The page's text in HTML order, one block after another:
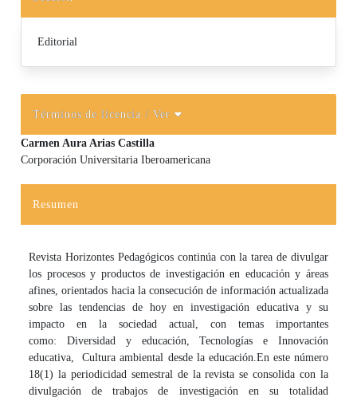
Editorial
Términos de licencia/ Ver
Contenido principal del artículo
Carmen Aura Arias Castilla
Corporación Universitaria Iberoamericana
Resumen
Revista Horizontes Pedagógicos continúa con la tarea de divulgar
los procesos y productos de investigación en educación y áreas
afines, orientados hacia la consecución de información actualizada
sobre las tendencias de hoy en investigación educativa y su
impacto en la sociedad actual, con temas importantes
como: Diversidad y educación, Tecnologías e Innovación
educativa, Cultura ambiental desde la educación.En este número
18(1) la periodicidad semestral de la revista se consolida con la
divulgación de trabajos de investigación en su totalidad